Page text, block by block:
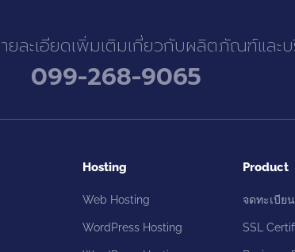
ยละเอียดเพิ่มเติมเกี่ยวกับผลิตภัณฑ์และบ
099-268-9065
Hosting
Web Hosting
WordPress Hosting
Product
จดทะเบีย
SSL